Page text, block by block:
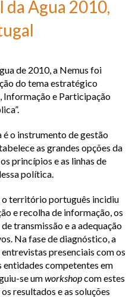
Social Europeu, União Europeia
Rural, União Europeia
da Água 2010,
de 2010, a Nemus foi
do tema estratégico
Informação e Participação
o instrumento de gestão
as grandes opções da
princípios e as linhas de
política.
território português incidiu
e recolha de informação, os
transmissão e a adequação
Na fase de diagnóstico, a
presenciais com os
entidades competentes em
se umworkshopcom estes
resultados e as soluções